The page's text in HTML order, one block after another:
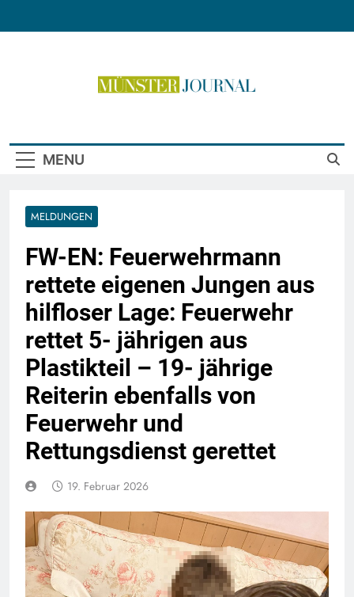
MENU
MELDUNGEN
FW-EN: Feuerwehrmann
rettete eigenen Jungen aus
hilfloser Lage: Feuerwehr
rettet 5- jährigen aus
Plastikteil – 19- jährige
Reiterin ebenfalls von
Feuerwehr und
Rettungsdienst gerettet
19. Februar 2026